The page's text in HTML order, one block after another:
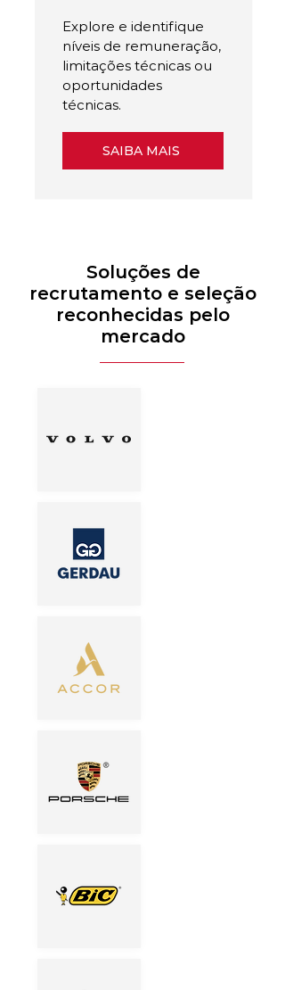
Explore e identifique
níveis de remuneração,
limitações técnicas ou
oportunidades
técnicas.
SAIBA MAIS
Soluções de
recrutamento e seleção
reconhecidas pelo
mercado